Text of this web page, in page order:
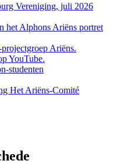
Vereniging, juli 2026
het Alphons Ariëns portret
Ariëns.
YouTube.
studenten
Het Ariëns-Comité